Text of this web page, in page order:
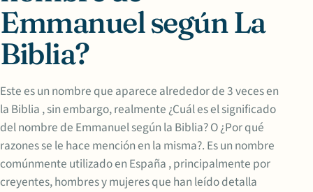
Emmanuel según La
Biblia?
Este es un nombre que aparece alrededor de 3 veces en
la Biblia , sin embargo, realmente ¿Cuál es el significado
del nombre de Emmanuel según la Biblia? O ¿Por qué
razones se le hace mención en la misma?. Es un nombre
comúnmente utilizado en España , principalmente por
creyentes, hombres y mujeres que han leído detalla